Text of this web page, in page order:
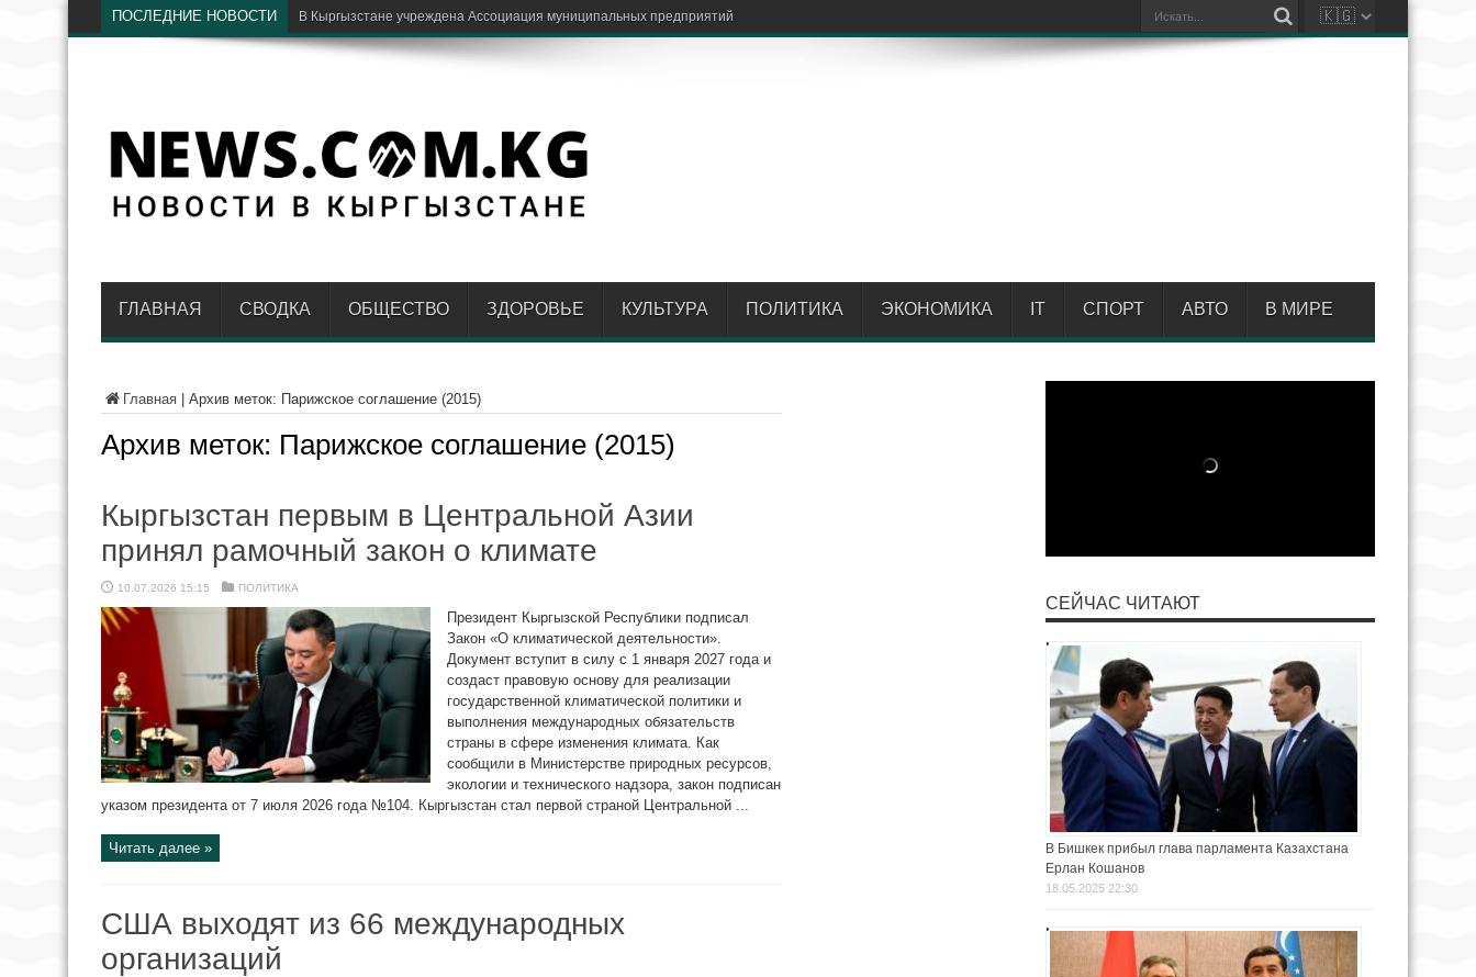
ПОСЛЕДНИЕ НОВОСТИ В Кыргызстане учреждена Ассоциация муниципальных предприятий
ГЛАВНАЯ СВОДКА ОБЩЕСТВО ЗДОРОВЬЕ КУЛЬТУРА ПОЛИТИКА ЭКОНОМИКА IT СПОРТ АВТО В МИРЕ
Главная Архив меток: Парижское соглашение (2015)
Архив меток: Парижское соглашение (2015)
Кыргызстан первым в Центральной Азии
принял рамочный закон о климате
10.07.2026 15:15 ПОЛИТИКА
Президент Кыргызской Республики подписал
Закон «О климатической деятельности».
Документ вступит в силу с 1 января 2027 года и
создаст правовую основу для реализации
государственной климатической политики и
выполнения международных обязательств
страны в сфере изменения климата. Как
сообщили в Министерстве природных ресурсов,
экологии и технического надзора, закон подписан
указом президента от 7 июля 2026 года №104. Кыргызстан стал первой страной Центральной ...
Читать далее »
США выходят из 66 международных
организаций
СЕЙЧАС ЧИТАЮТ
В Бишкек прибыл глава парламента Казахстана
Ерлан Кошанов
18.05.2025 22:30